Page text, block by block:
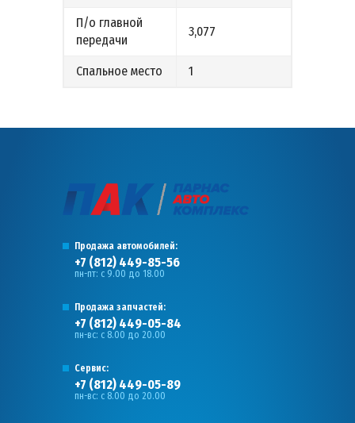
П/о главной
передачи
3,077
Спальное место 1
Продажа автомобилей:
+7 (812) 449-85-56
пн-пт: с 9.00 до 18.00
Продажа запчастей:
+7 (812) 449-05-84
пн-вс: с 8.00 до 20.00
Сервис:
+7 (812) 449-05-89
пн-вс: с 8.00 до 20.00